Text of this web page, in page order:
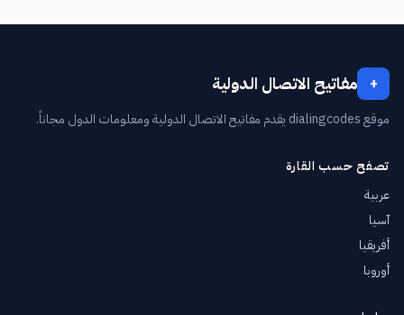
+ مفاتيح الاتصال الدولية
موقع dialingcodes يقدم مفاتيح الاتصال الدولية ومعلومات الدول مجاناً.
تصفح حسب القارة
عربية
آسيا
أفريقيا
أوروبا